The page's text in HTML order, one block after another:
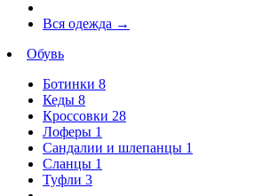
Вся одежда →
Обувь
Ботинки 8
Кеды 8
Кроссовки 28
Лоферы 1
Сандалии и шлепанцы 1
Сланцы 1
Туфли 3